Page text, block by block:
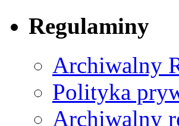
Regulaminy
Archiwalny
Polityka
Archiwalny